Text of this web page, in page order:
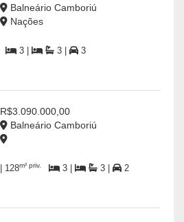
Balneário Camboriú
Nações
3 | 3 | 3
R$3.090.000,00
Balneário Camboriú
| 128m² priv. 3 | 3 | 2